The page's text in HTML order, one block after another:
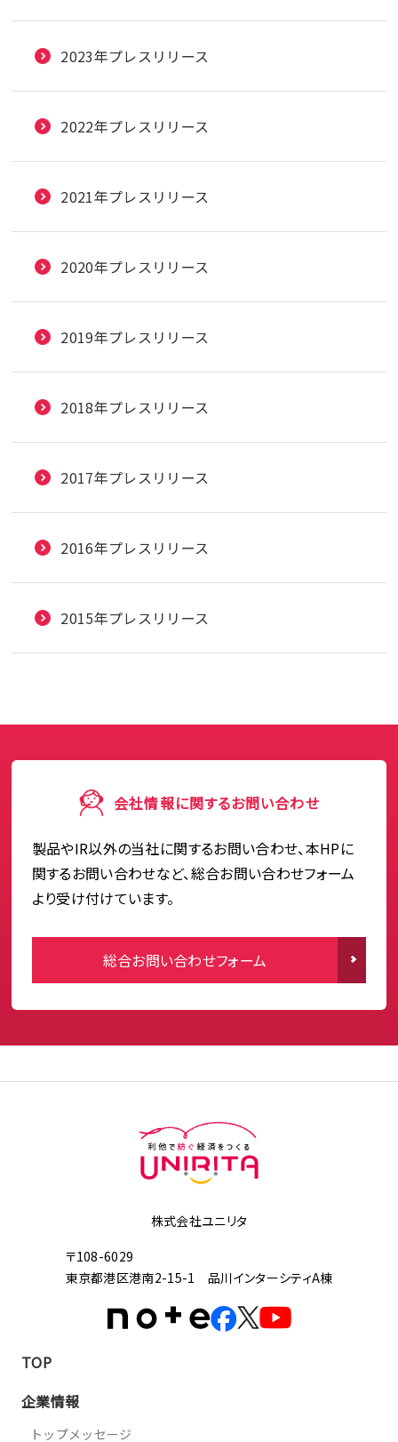
2023年プレスリリース
2022年プレスリリース
2021年プレスリリース
2020年プレスリリース
2019年プレスリリース
2018年プレスリリース
2017年プレスリリース
2016年プレスリリース
2015年プレスリリース
会社情報に関するお問い合わせ
製品やIR以外の当社に関するお問い合わせ、本HPに
関するお問い合わせなど、総合お問い合わせフォーム
より受け付けています。
総合お問い合わせフォーム
株式会社ユニリタ
〒108-6029
東京都港区港南2-15-1 品川インターシティA棟
TOP
企業情報
トップメッセージ